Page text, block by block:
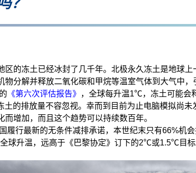
的冻土已经冰封了几千年。北极永久冻土是地球
分解并释放二氧化碳和甲烷等温室气体到大气中，
《第六次评估报告》 ，全球每升温1℃，冻土可能会
的排放量不容忽视。幸而到目前为止电脑模拟尚
增加，而且这个趋势可以持续数百年。
履行最新的无条件减排承诺，本世纪末只有66%机
球升温，远高于《巴黎协定》订下的2℃或1.5℃目